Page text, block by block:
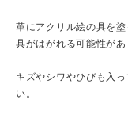
革にアクリル絵の具を
具がはがれる可能性があ
キズやシワやひびも入
い。